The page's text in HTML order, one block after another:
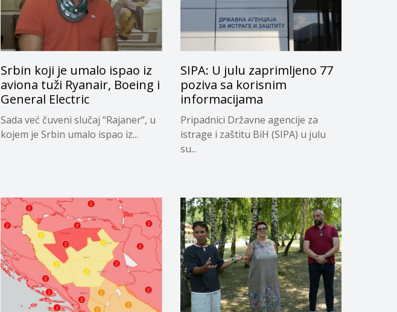
Srbin koji je umalo ispao iz
aviona tuži Ryanair, Boeing i
General Electric
Sada već čuveni slučaj “Rajaner”, u
kojem je Srbin umalo ispao iz...
SIPA: U julu zaprimljeno 77
poziva sa korisnim
informacijama
Pripadnici Državne agencije za
istrage i zaštitu BiH (SIPA) u julu
su...